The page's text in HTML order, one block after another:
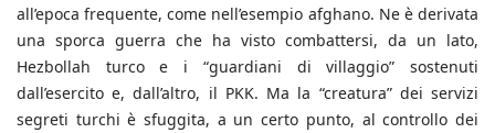
all’epoca frequente, come nell’esempio afghano. Ne è derivata
una sporca guerra che ha visto combattersi, da un lato,
Hezbollah turco e i “guardiani di villaggio” sostenuti
dall’esercito e, dall’altro, il PKK. Ma la “creatura” dei servizi
segreti turchi è sfuggita, a un certo punto, al controllo dei